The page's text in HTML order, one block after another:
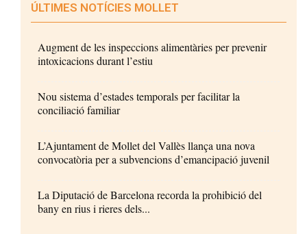
ÚLTIMES NOTÍCIES MOLLET
Augment de les inspeccions alimentàries per prevenir
intoxicacions durant l’estiu
Nou sistema d’estades temporals per facilitar la
conciliació familiar
L’Ajuntament de Mollet del Vallès llança una nova
convocatòria per a subvencions d’emancipació juvenil
La Diputació de Barcelona recorda la prohibició del
bany en rius i rieres dels...